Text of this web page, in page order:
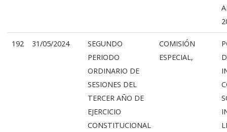
192 31/05/2024
SEGUNDO
PERIODO
ORDINARIO DE
SESIONES DEL
TERCER AÑO DE
EJERCICIO
CONSTITUCIONAL
COMISIÓN
ESPECIAL,